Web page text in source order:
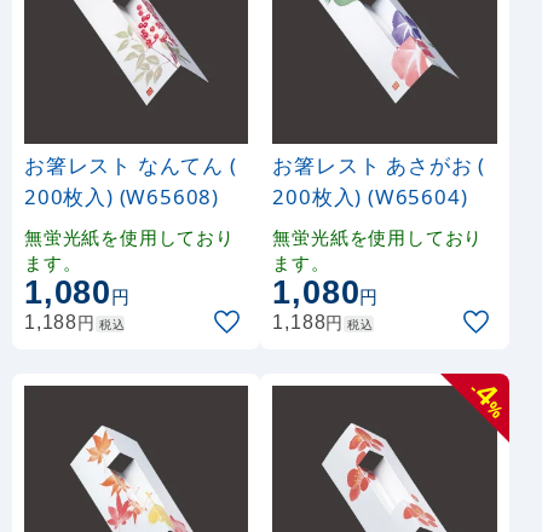
お箸レスト なんてん (
200枚入) (W65608)
無蛍光紙を使用しており
ます。
1,080円
1,188円 税込
お箸レスト あさがお (
200枚入) (W65604)
無蛍光紙を使用しており
ます。
1,080円
1,188円 税込
-
4
%